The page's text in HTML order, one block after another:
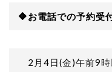
🔶お電話での予約受
2月4日(金)午前9時